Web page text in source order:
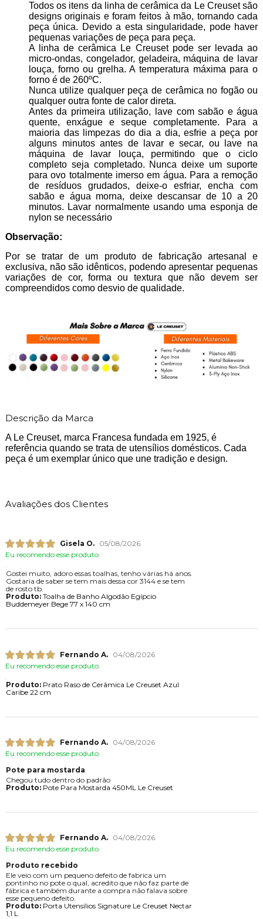
Todos os itens da linha de cerâmica da Le Creuset são
designs originais e foram feitos à mão, tornando cada
peça única. Devido a esta singularidade, pode haver
pequenas variações de peça para peça.
A linha de cerâmica Le Creuset pode ser levada ao
micro-ondas, congelador, geladeira, máquina de lavar
louça, forno ou grelha. A temperatura máxima para o
forno é de 260ºC.
Nunca utilize qualquer peça de cerâmica no fogão ou
qualquer outra fonte de calor direta.
Antes da primeira utilização, lave com sabão e água
quente, enxágue e seque completamente. Para a
maioria das limpezas do dia a dia, esfrie a peça por
alguns minutos antes de lavar e secar, ou lave na
máquina de lavar louça, permitindo que o ciclo
completo seja completado. Nunca deixe um suporte
para ovo totalmente imerso em água. Para a remoção
de resíduos grudados, deixe-o esfriar, encha com
sabão e água morna, deixe descansar de 10 a 20
minutos. Lavar normalmente usando uma esponja de
nylon se necessário
Observação:
Por se tratar de um produto de fabricação artesanal e
exclusiva, não são idênticos, podendo apresentar pequenas
variações de cor, forma ou textura que não devem ser
compreendidos como desvio de qualidade.
Descrição da Marca
A Le Creuset, marca Francesa fundada em 1925, é
referência quando se trata de utensílios domésticos. Cada
peça é um exemplar único que une tradição e design.
Avaliações dos Clientes
Gisela O.
05/08/2026
Eu recomendo esse produto.
Gostei muito, adoro essas toalhas, tenho várias há anos.
Gostaria de saber se tem mais dessa cor 3144 e se tem
de rosto tb.
Produto:Toalha de Banho Algodão Egípcio
Buddemeyer Bege 77 x 140 cm
Fernando A.
04/08/2026
Eu recomendo esse produto.
Produto:Prato Raso de Cerâmica Le Creuset Azul
Caribe 22 cm
Fernando A.
04/08/2026
Eu recomendo esse produto.
Pote para mostarda
Chegou tudo dentro do padrão
Produto:Pote Para Mostarda 450ML Le Creuset
Fernando A.
04/08/2026
Eu recomendo esse produto.
Produto recebido
Ele veio com um pequeno defeito de fabrica um
pontinho no pote o qual, acredito que não faz parte de
fábrica e também durante a compra não falava sobre
esse pequeno defeito.
Produto:Porta Utensílios Signature Le Creuset Nectar
1,1 L